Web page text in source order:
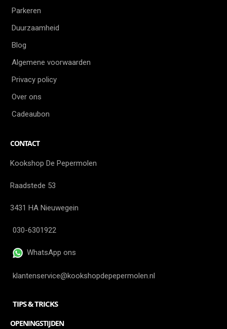
Parkeren
Duurzaamheid
Blog
Algemene voorwaarden
Privacy policy
Over ons
Cadeaubon
CONTACT
Kookshop De Pepermolen
Raadstede 53
3431 HA Nieuwegein
030-6301922
WhatsApp ons
klantenservice@kookshopdepepermolen.nl
TIPS & TRICKS
OPENINGSTIJDEN